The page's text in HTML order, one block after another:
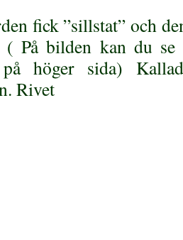
fick ”sillstat” och
( På bilden kan du
höger sida)
Rivet